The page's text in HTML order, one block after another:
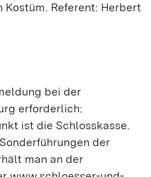
Referent: Herbert
bei der
erforderlich:
ist die Schlosskasse.
der
man an der